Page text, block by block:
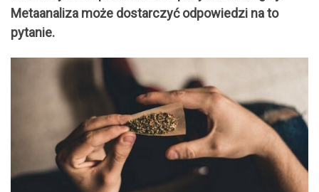
Metaanaliza może dostarczyć odpowiedzi na to
pytanie.